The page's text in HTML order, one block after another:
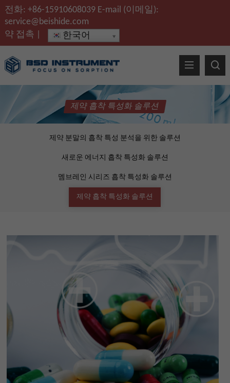
전화: +86-15910608039E-mail (이메일):
service@beishide.com
약 접촉 한국어
제약 흡착 특성화 솔루션
제약 분말의 흡착 특성 분석을 위한 솔루션
새로운 에너지 흡착 특성화 솔루션
멤브레인 시리즈 흡착 특성화 솔루션
제약 흡착 특성화 솔루션